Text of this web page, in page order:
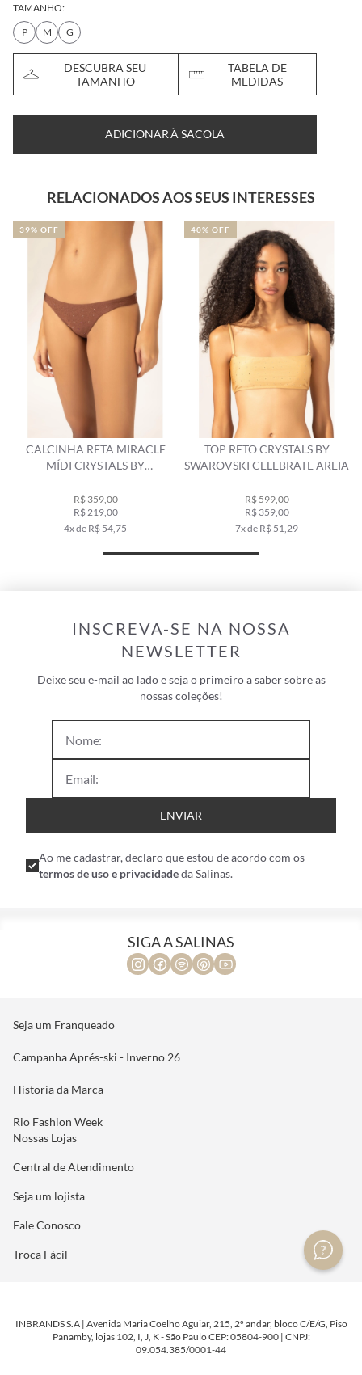
TAMANHO:
P
M G
DESCUBRA SEU
TAMANHO
TABELA DE
MEDIDAS
ADICIONAR À SACOLA
RELACIONADOS AOS SEUS INTERESSES
CALCINHA RETA MIRACLE
MÍDI CRYSTALS BY
MARROM
R$ 359,00
R$ 219,00
4x de R$ 54,75
39% OFF
TOP RETO CRYSTALS BY
SWAROVSKI CELEBRATE AREIA
R$ 599,00
R$ 359,00
7x de R$ 51,29
40% OFF
INSCREVA-SE NA NOSSA
NEWSLETTER
Deixe seu e-mail ao lado e seja o primeiro a saber sobre as
nossas coleções!
ENVIAR
Ao me cadastrar, declaro que estou de acordo com os
termos de uso e privacidadeda Salinas.
SIGA A SALINAS
Seja um Franqueado
Campanha Aprés-ski - Inverno 26
Historia da Marca
Rio Fashion Week
Nossas Lojas
Central de Atendimento
Seja um lojista
Fale Conosco
Troca Fácil
INBRANDS S.A | Avenida Maria Coelho Aguiar, 215, 2º andar, bloco C/E/G, Piso
Panamby, lojas 102, I, J, K - São Paulo CEP: 05804-900 | CNPJ:
09.054.385/0001-44